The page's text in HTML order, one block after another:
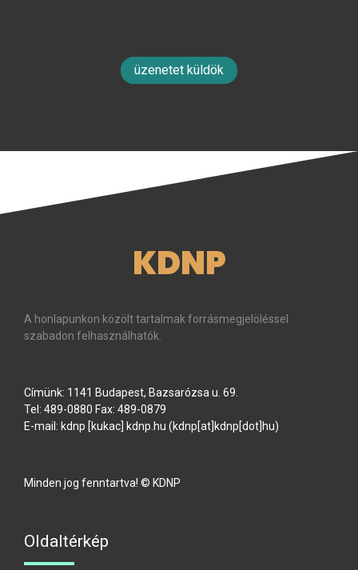
üzenetet küldök
KDNP
A honlapunkon közölt tartalmak forrásmegjelöléssel
szabadon felhasználhatók.
Címünk: 1141 Budapest, Bazsarózsa u. 69.
Tel: 489-0880 Fax: 489-0879
E-mail: kdnp [kukac] kdnp hu (kdnp[at]kdnp[dot]hu)
Minden jog fenntartva! © KDNP
Oldaltérkép